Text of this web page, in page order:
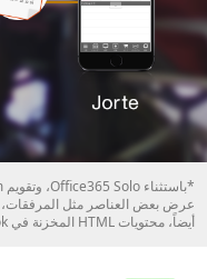
أيضاً، محتويات HTML المخزنة في Outlook لا يمكن تعديلها أو تحريرها.